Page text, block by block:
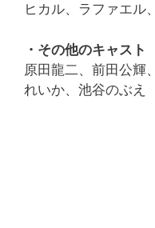
ヒカル、ラファエル
・その他のキャスト
原田龍二、前田公輝
れいか、池谷のぶえ